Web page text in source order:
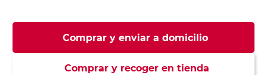
Comprar y enviar a domicilio
Comprar y recoger en tienda